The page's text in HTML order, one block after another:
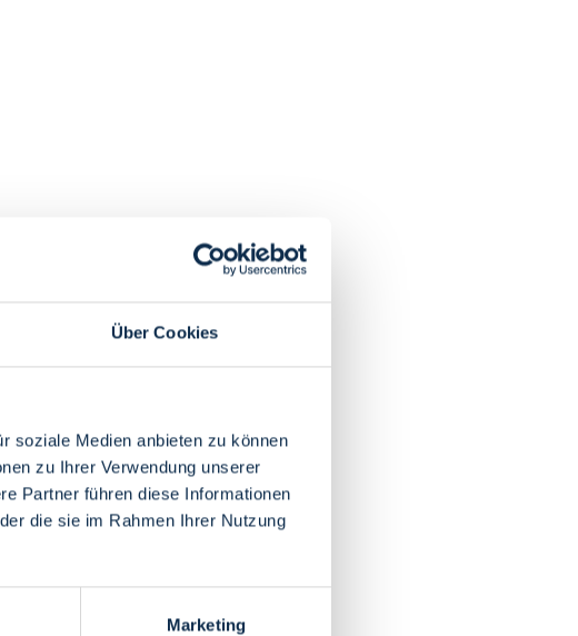
Über Cookies
soziale Medien anbieten zu können
zu Ihrer Verwendung unserer
Partner führen diese Informationen
die sie im Rahmen Ihrer Nutzung
Marketing